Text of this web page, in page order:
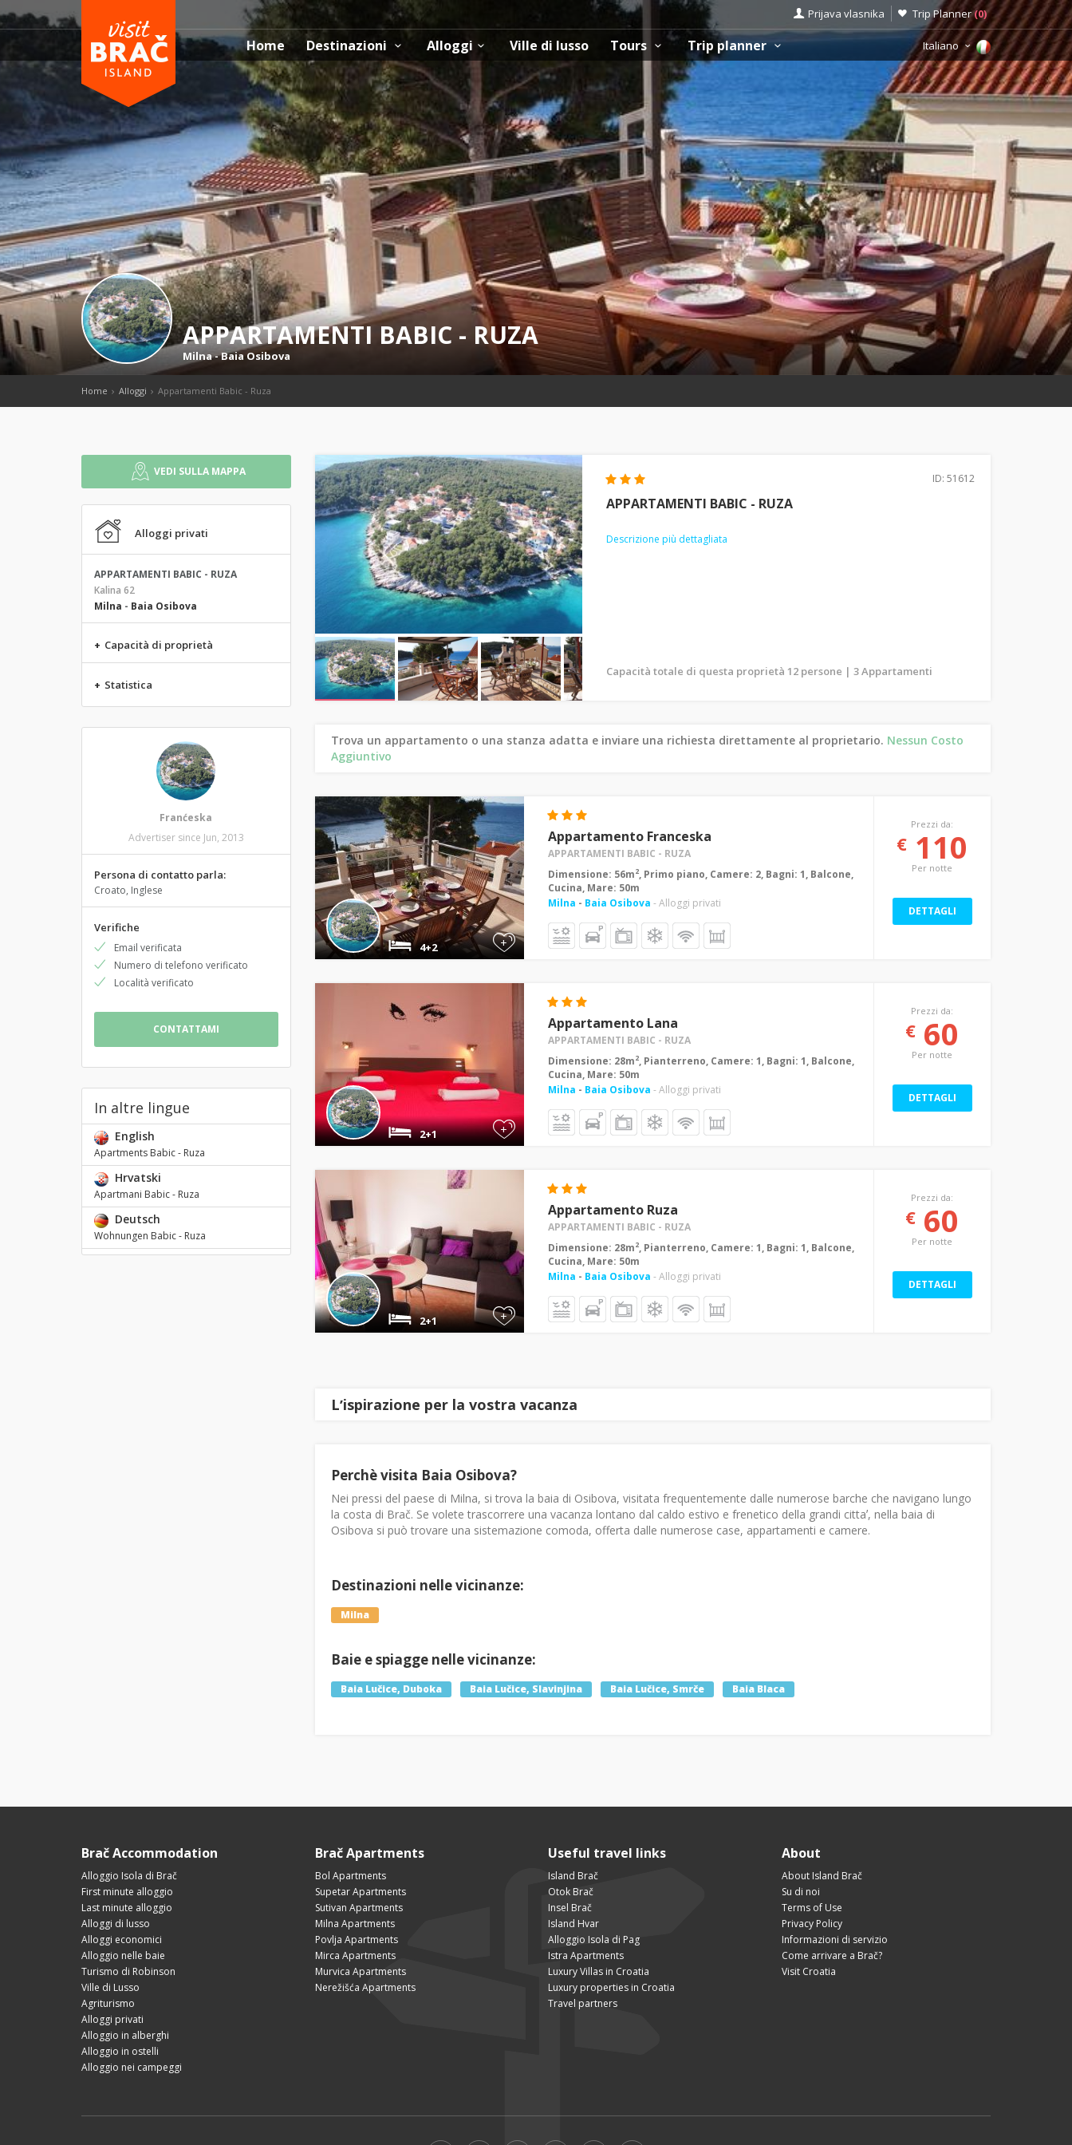
Prijava vlasnika Trip Planner(0)
Home Destinazioni Alloggi Ville di lusso Tours Trip planner Italiano
APPARTAMENTI BABIC - RUZA
Milna-Baia Osibova
Home Alloggi Appartamenti Babic - Ruza
VEDI SULLA MAPPA
Alloggi privati
APPARTAMENTI BABIC - RUZA
Kalina 62
Milna - Baia Osibova
+ Capacità di proprietà
+ Statistica
Franćeska
Advertiser since Jun, 2013
Persona di contatto parla:
Croato, Inglese
Verifiche
Email verificata
Numero di telefono verificato
Località verificato
CONTATTAMI
In altre lingue
English
Apartments Babic - Ruza
Hrvatski
Apartmani Babic - Ruza
Deutsch
Wohnungen Babic - Ruza
ID: 51612
APPARTAMENTI BABIC - RUZA
Descrizione più dettagliata
Capacità totale di questa proprietà 12 persone | 3 Appartamenti
Trova un appartamento o una stanza adatta e inviare una richiesta direttamente al proprietario. Nessun Costo
Aggiuntivo
+
4+2
Appartamento Franceska
APPARTAMENTI BABIC - RUZA
Dimensione: 56m2, Primo piano, Camere: 2, Bagni: 1, Balcone,
Cucina, Mare: 50m
Milna - Baia Osibova - Alloggi privati
Prezzi da:
€ 110
Per notte
DETTAGLI
+
2+1
Appartamento Lana
APPARTAMENTI BABIC - RUZA
Dimensione: 28m2, Pianterreno, Camere: 1, Bagni: 1, Balcone,
Cucina, Mare: 50m
Milna - Baia Osibova - Alloggi privati
Prezzi da:
€ 60
Per notte
DETTAGLI
+
2+1
Appartamento Ruza
APPARTAMENTI BABIC - RUZA
Dimensione: 28m2, Pianterreno, Camere: 1, Bagni: 1, Balcone,
Cucina, Mare: 50m
Milna - Baia Osibova - Alloggi privati
Prezzi da:
€ 60
Per notte
DETTAGLI
Lʼispirazione per la vostra vacanza
Perchè visita Baia Osibova?
Nei pressi del paese di Milna, si trova la baia di Osibova, visitata frequentemente dalle numerose barche che navigano lungo
la costa di Brač. Se volete trascorrere una vacanza lontano dal caldo estivo e frenetico della grandi cittaʼ, nella baia di
Osibova si può trovare una sistemazione comoda, offerta dalle numerose case, appartamenti e camere.
Destinazioni nelle vicinanze:
Milna
Baie e spiagge nelle vicinanze:
Baia Lučice, Duboka Baia Lučice, Slavinjina Baia Lučice, Smrče Baia Blaca
Brač Accommodation
Alloggio Isola di Brač
First minute alloggio
Last minute alloggio
Alloggi di lusso
Alloggi economici
Alloggio nelle baie
Turismo di Robinson
Ville di Lusso
Agriturismo
Alloggi privati
Alloggio in alberghi
Alloggio in ostelli
Alloggio nei campeggi
Brač Apartments
Bol Apartments
Supetar Apartments
Sutivan Apartments
Milna Apartments
Povlja Apartments
Mirca Apartments
Murvica Apartments
Nerežišća Apartments
Useful travel links
Island Brač
Otok Brač
Insel Brač
Island Hvar
Alloggio Isola di Pag
Istra Apartments
Luxury Villas in Croatia
Luxury properties in Croatia
Travel partners
About
About Island Brač
Su di noi
Terms of Use
Privacy Policy
Informazioni di servizio
Come arrivare a Brač?
Visit Croatia